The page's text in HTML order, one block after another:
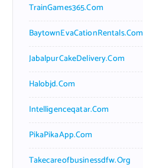
TrainGames365.com
BaytownEvaCationRentals.com
JabalpurCakeDelivery.com
Halobjd.com
Intelligenceqatar.com
PikaPikaApp.com
Takecareofbusinessdfw.org